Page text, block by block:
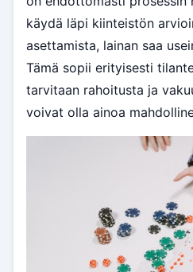
käydä läpi kiinteistön
asettamista, lainan saa
Tämä sopii erityisesti
tarvitaan rahoitusta ja
voivat olla ainoa